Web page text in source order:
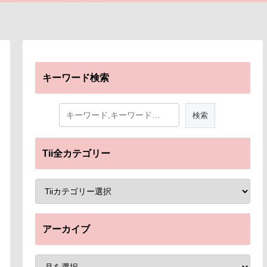
キーワード検索
Tii全カテゴリー
アーカイブ